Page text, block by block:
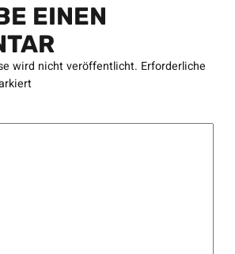
EINEN
wird nicht veröffentlicht. Erforderliche